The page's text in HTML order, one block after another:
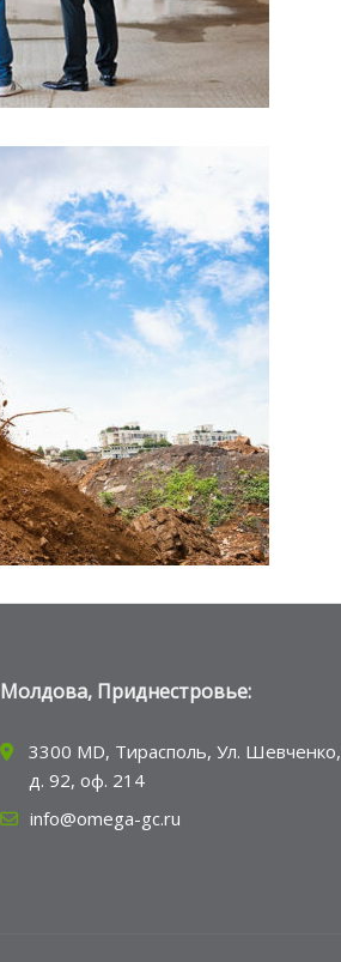
Молдова, Приднестровье:
3300 MD, Тирасполь, Ул. Шевченко,
д. 92, оф. 214
info@omega-gc.ru